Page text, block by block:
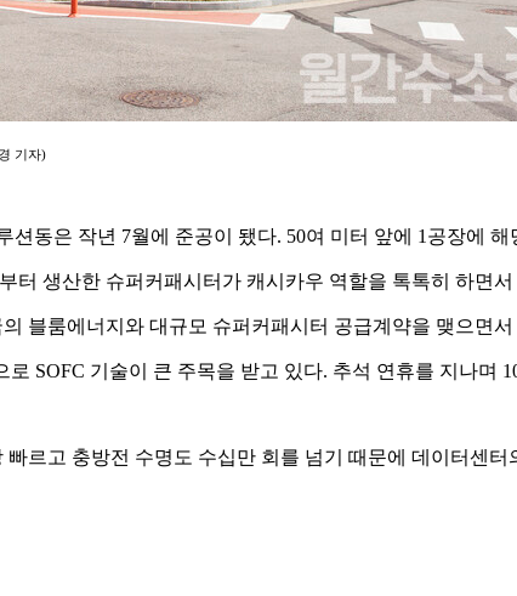
기자)
션동은 작년 7월에 준공이 됐다. 50여 미터 앞에 1 공장에 해
터 생산한 슈퍼커패시터가 캐시카우 역할을 톡톡히 하면
블룸에너지와 대규모 슈퍼커패시터 공급계약을 맺으면
로 SOFC 기술이 큰 주목을 받고 있다. 추석 연휴를 지나며
빠르고 충방전 수명도 수십만 회를 넘기 때문에 데이터센